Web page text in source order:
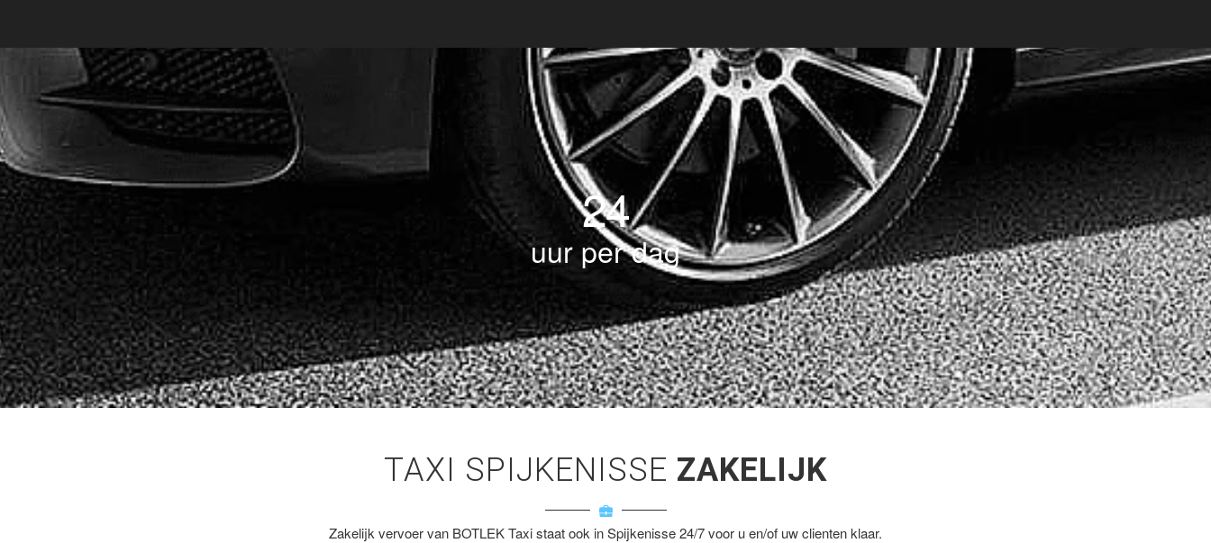
24
uur per dag
TAXI SPIJKENISSE ZAKELIJK
Zakelijk vervoer van BOTLEK Taxi staat ook in Spijkenisse 24/7 voor u en/of uw clienten klaar.